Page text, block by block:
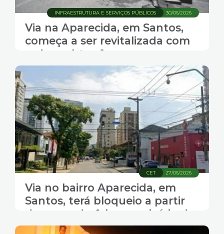
30/06/2026
INFRAESTRUTURA E SERVIÇOS PÚBLICOS
Via na Aparecida, em Santos,
começa a ser revitalizada com
redes subterrâneas e novo
paisagismo
27/06/2026
CET
Via no bairro Aparecida, em
Santos, terá bloqueio a partir
de segunda-feira para início de
reurbanização